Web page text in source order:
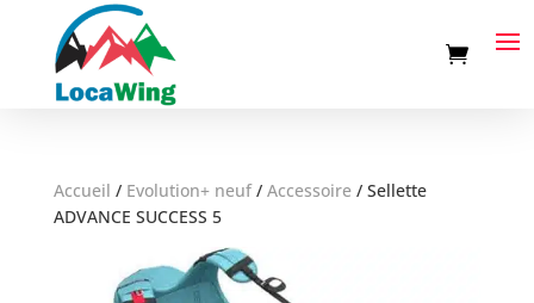
Accueil / Evolution+ neuf/ Accessoire/ Sellette
ADVANCE SUCCESS 5